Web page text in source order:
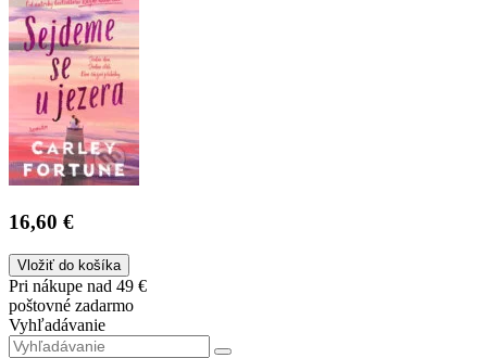
16,60 €
Vložiť do košíka
Pri nákupe nad 49 €
poštovné zadarmo
Vyhľadávanie